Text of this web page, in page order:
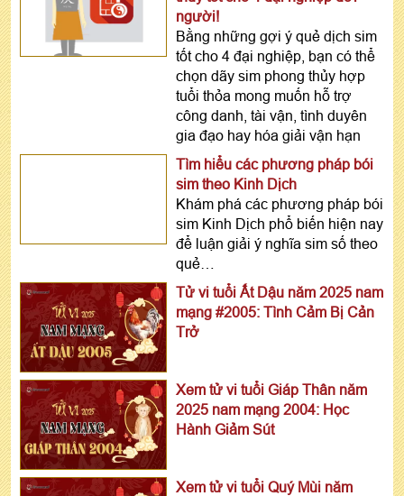
người!
Bằng những gợi ý quẻ dịch sim
tốt cho 4 đại nghiệp, bạn có thể
chọn dãy sim phong thủy hợp
tuổi thỏa mong muốn hỗ trợ
công danh, tài vận, tình duyên
gia đạo hay hóa giải vận hạn
Tìm hiểu các phương pháp bói
sim theo Kinh Dịch
Khám phá các phương pháp bói
sim Kinh Dịch phổ biến hiện nay
để luận giải ý nghĩa sim số theo
quẻ…
Tử vi tuổi Ất Dậu năm 2025 nam
mạng #2005: Tình Cảm Bị Cản
Trở
Xem tử vi tuổi Giáp Thân năm
2025 nam mạng 2004: Học
Hành Giảm Sút
Xem tử vi tuổi Quý Mùi năm